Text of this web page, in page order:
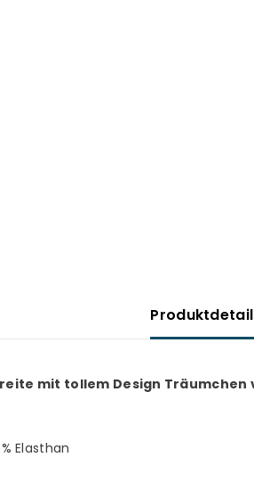
mit tollem Design Träumchen
Elasthan